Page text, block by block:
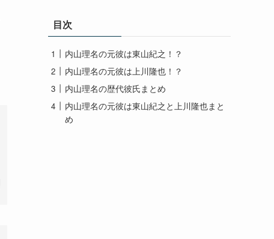
目次
内山理名の元彼は東山紀之！？
内山理名の元彼は上川隆也！？
内山理名の歴代彼氏まとめ
内山理名の元彼は東山紀之と上川隆也まと
め